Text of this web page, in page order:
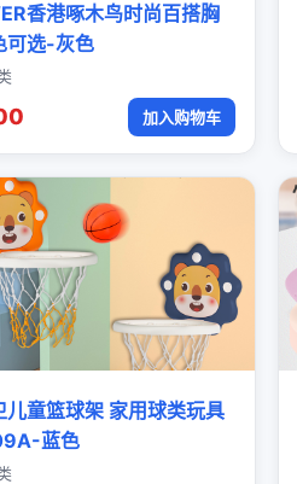
香港啄木鸟时尚百搭胸
可选-灰色
加入购物车
儿童篮球架 家用球类玩具
蓝色